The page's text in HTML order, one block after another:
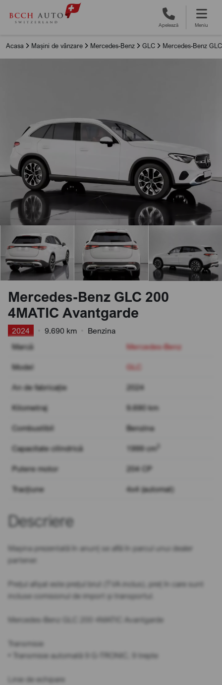
Apelează Meniu
Acasa Mașini de vânzare Mercedes-Benz GLC Mercedes-Benz
Mercedes-Benz GLC 200
4MATIC Avantgarde
2024 9.690 km
Benzina
Marcă
Mercedes-Benz
Model GLC
An de fabricație 2024
Kilometraj 9.690 km
Combustibil Benzina
Capacitate cilindrică 1999 cm
Putere motor 204 CP
Tracțiune 4x4 (automat)
Descriere
Mașina prezentată în anunț se află în parcul unui dealer
partener.
Prețul afișat este prețul brut (TVA inclus), preț în care sunt
incluse comisionul de import și transportul.
Mercedes-Benz GLC 200 4MATIC Avantgarde
Transmisie
• Transmisie automată 9 G-TRONIC, 9 trepte
Linie de echipare